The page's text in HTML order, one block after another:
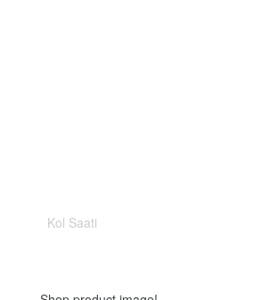
Kol Saati